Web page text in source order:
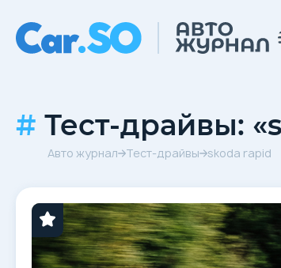
Тест-драйвы:
Авто журнал Тест-драйвы skoda rapid